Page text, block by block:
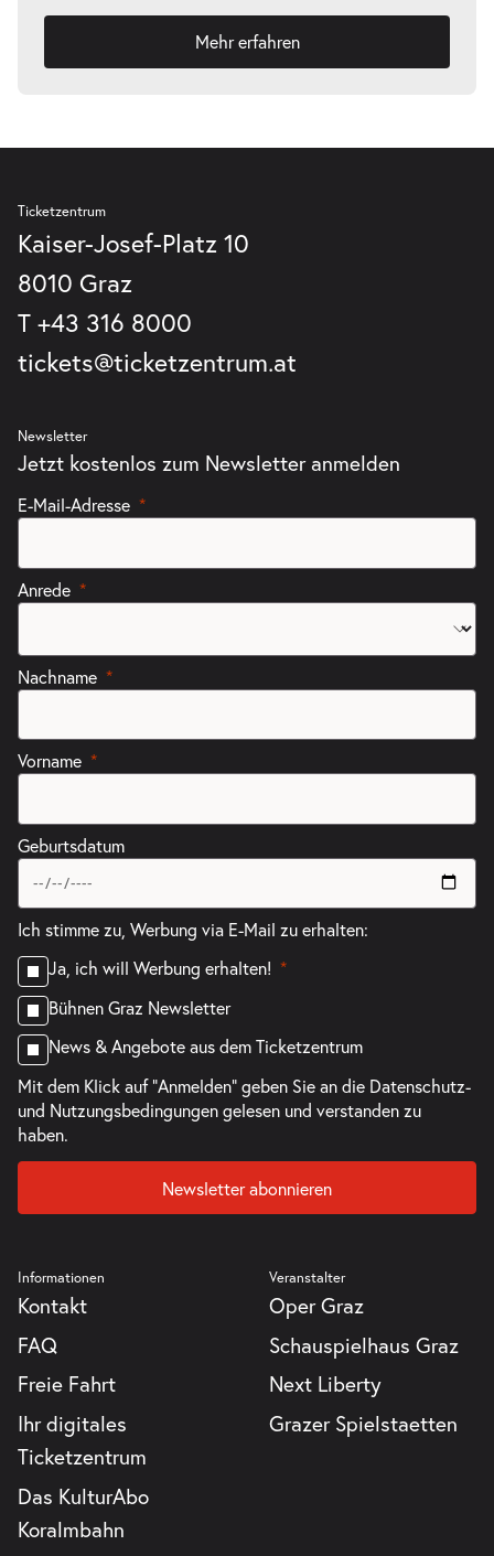
Mehr erfahren
Ticketzentrum
Kaiser-Josef-Platz 10
8010 Graz
T +43 316 8000
tickets@ticketzentrum.at
Newsletter
Jetzt kostenlos zum Newsletter anmelden
E-Mail-Adresse
Anrede
Nachname
Vorname
Geburtsdatum
Ich stimme zu, Werbung via E-Mail zu erhalten:
Ja, ich will Werbung erhalten!
Bühnen Graz Newsletter
News & Angebote aus dem Ticketzentrum
Mit dem Klick auf "Anmelden" geben Sie an die Datenschutz-
und Nutzungsbedingungengelesen und verstanden zu
haben.
Newsletter abonnieren
Informationen
Kontakt
FAQ
Freie Fahrt
Ihr digitales
Ticketzentrum
Das KulturAbo
Koralmbahn
Veranstalter
Oper Graz
Schauspielhaus Graz
Next Liberty
Grazer Spielstaetten